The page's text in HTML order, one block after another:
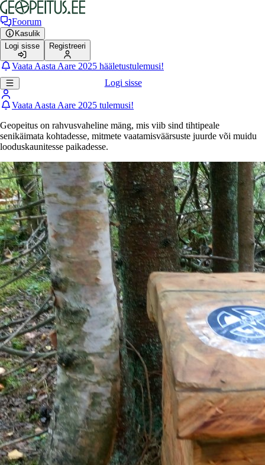
Foorum
Kasulik
Logi sisse
Registreeri
Vaata Aasta Aare 2025 hääletustulemusi!
Logi sisse
Vaata Aasta Aare 2025 tulemusi!
Geopeitus on rahvusvaheline mäng, mis viib sind tihtipeale
senikäimata kohtadesse, mitmete vaatamisväärsuste juurde või muidu
looduskaunitesse paikadesse.